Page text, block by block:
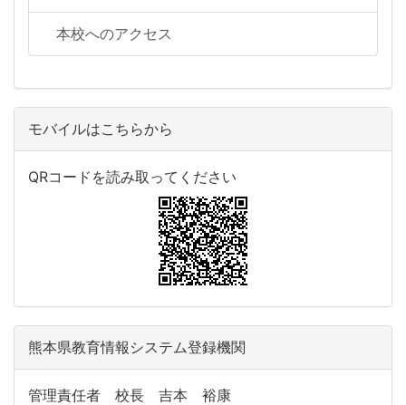
本校へのアクセス
モバイルはこちらから
QRコードを読み取ってください
熊本県教育情報システム登録機関
管理責任者 校長 吉本 裕康